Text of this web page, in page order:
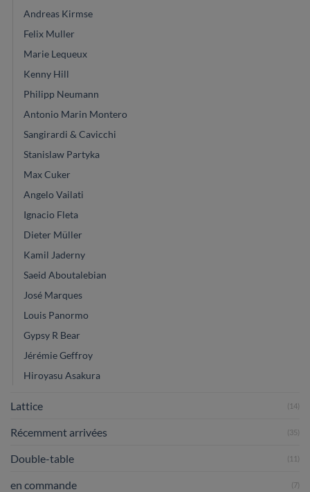
Andreas Kirmse
Felix Muller
Marie Lequeux
Kenny Hill
Philipp Neumann
Antonio Marin Montero
Sangirardi & Cavicchi
Stanislaw Partyka
Max Cuker
Angelo Vailati
Ignacio Fleta
Dieter Müller
Kamil Jaderny
Saeid Aboutalebian
José Marques
Louis Panormo
Gypsy R Bear
Jérémie Geffroy
Hiroyasu Asakura
Lattice (14)
Récemment arrivées (35)
Double-table (11)
en commande (7)